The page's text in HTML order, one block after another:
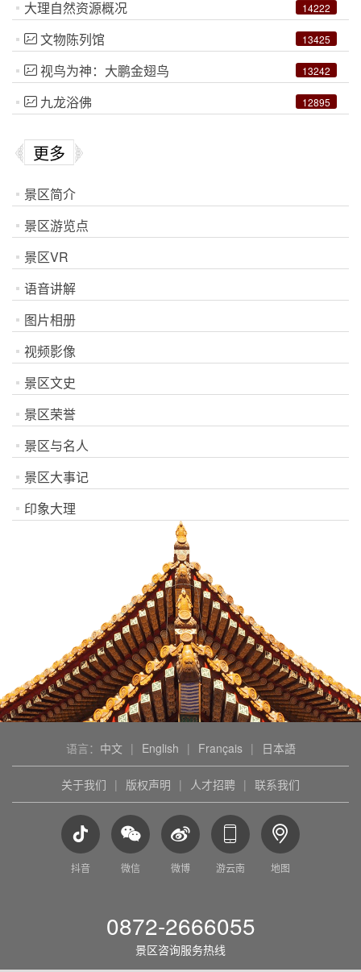
14222
大理自然资源概况
13425
文物陈列馆
13242
视鸟为神：大鹏金翅鸟
12895
九龙浴佛
更多
景区简介
景区游览点
景区VR
语音讲解
图片相册
视频影像
景区文史
景区荣誉
景区与名人
景区大事记
印象大理
语言： 中文 | English | Français | 日本語
关于我们 | 版权声明 | 人才招聘 | 联系我们
抖音 微信 微博 游云南 地图
0872-2666055
景区咨询服务热线